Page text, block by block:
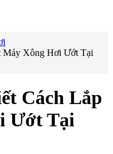
Máy Xông Hơi Ướt Tại
Cách Lắp
Ướt Tại